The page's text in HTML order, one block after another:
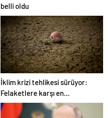
belli oldu
İklim krizi tehlikesi sürüyor:
Felaketlere karşı en
savunmasız şehirler